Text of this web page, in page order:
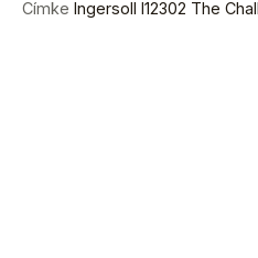
Címke Ingersoll I12302 The